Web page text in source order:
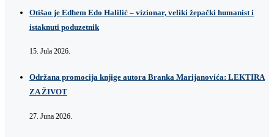
Otišao je Edhem Edo Halilić – vizionar, veliki žepački humanist i
istaknuti poduzetnik
15. Jula 2026.
Održana promocija knjige autora Branka Marijanovića: LEKTIRA
ZA ŽIVOT
27. Juna 2026.